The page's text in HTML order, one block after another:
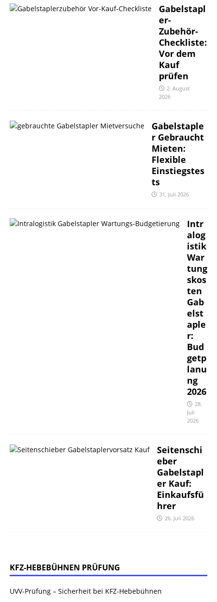
Gabelstapl
er-
Zubehör-
Checkliste:
Vor dem
Kauf
prüfen
2. August
2026
Gabelstaple
r Gebraucht
Mieten:
Flexible
Einstiegstes
ts
31. Juli 2026
Intr
alog
istik
War
tung
skos
ten
Gab
elst
aple
r:
Bud
getp
lanu
ng
2026
28.
Juli
2026
Seitenschi
eber
Gabelstapl
er Kauf:
Einkaufsfü
hrer
26. Juli 2026
KFZ-HEBEBÜHNEN PRÜFUNG
UVV-Prüfung – Sicherheit bei KFZ-Hebebühnen